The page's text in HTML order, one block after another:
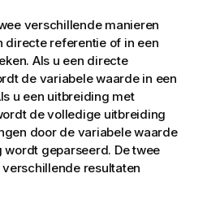
verschillende manieren
directe referentie of in een
Als u een directe
de variabele waarde in een
u een uitbreiding met
de volledige uitbreiding
door de variabele waarde
geparseerd. De twee
resultaten